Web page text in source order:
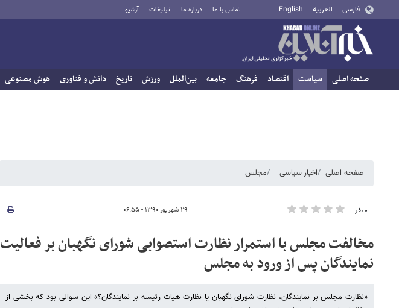
فارسی العربية English تماس با ما درباره ما تبلیغات آرشیو
صفحه اصلی سیاست اقتصاد فرهنگ جامعه بین‌الملل ورزش تاریخ دانش و فناوری هوش مصنوعی
صفحه اصلی اخبار سیاسی مجلس
۰ نفر ۲۹ شهریور ۱۳۹۰ - ۰۶:۵۵
مخالفت مجلس با استمرار نظارت استصوابی شورای نگهبان بر فعالیت
نمایندگان پس از ورود به مجلس
«نظارت مجلس بر نمایندگان، نظارت شورای نگهبان یا نظارت هیات رئیسه بر نمایندگان؟» این سوالی بود که بخشی از